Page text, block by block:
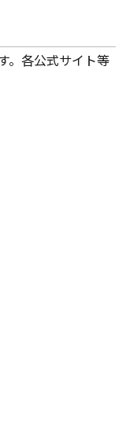
。各公式サイト等